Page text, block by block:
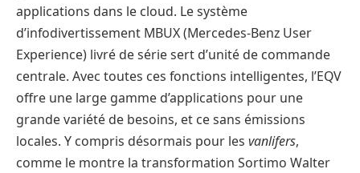
applications dans le cloud. Le système
d’infodivertissement MBUX (Mercedes-Benz User
Experience) livré de série sert d’unité de commande
centrale. Avec toutes ces fonctions intelligentes, l’EQV
offre une large gamme d’applications pour une
grande variété de besoins, et ce sans émissions
locales. Y compris désormais pour les vanlifers,
comme le montre la transformation Sortimo Walter